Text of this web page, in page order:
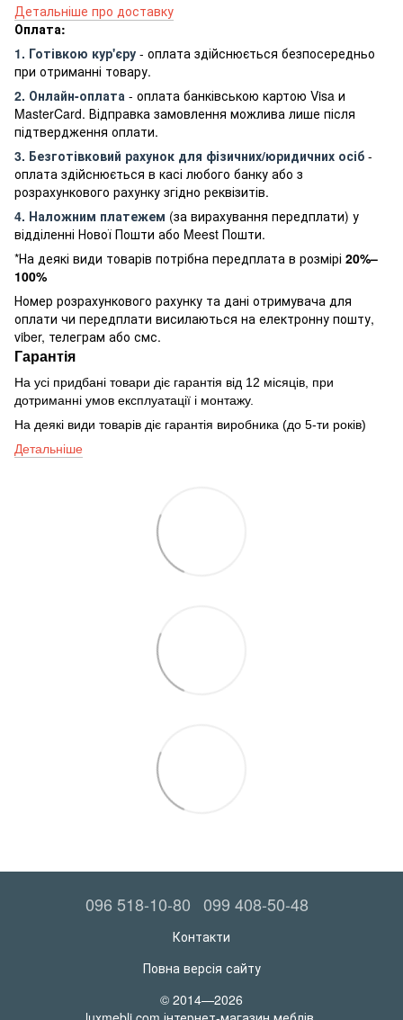
Детальніше про доставку
Оплата:
1. Готівкою кур'єру - оплата здійснюється безпосередньо
при отриманні товару.
2. Онлайн-оплата - оплата банківською картою Visa и
MasterCard. Відправка замовлення можлива лише після
підтвердження оплати.
3. Безготівковий рахунок для фізичних/юридичних осіб -
оплата здійснюється в касі любого банку або з
розрахункового рахунку згідно реквізитів.
4. Наложним платежем (за вирахування передплати) у
відділенні Нової Пошти або Meest Пошти.
*На деякі види товарів потрібна передплата в розмірі 20%–
100%
Номер розрахункового рахунку та дані отримувача для
оплати чи передплати висилаються на електронну пошту,
viber, телеграм або смс.
Гарантія
На усі придбані товари діє гарантія від 12 місяців, при
дотриманні умов експлуатації і монтажу.
На деякі види товарів діє гарантія виробника (до 5-ти років)
Детальніше
096 518-10-80 099 408-50-48
Контакти
Повна версія сайту
© 2014—2026